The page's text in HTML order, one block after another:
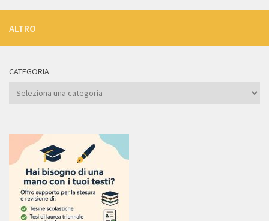
ALTRO
CATEGORIA
Categoria